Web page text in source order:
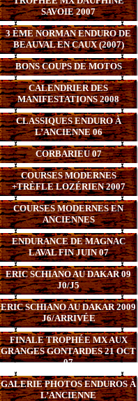
SAVOIE 2007
3 ÈME NORMAN ENDURO DE
BEAUVAL EN CAUX (2007)
BONS COUPS DE MOTOS
CALENDRIER DES
MANIFESTATIONS 2008
CLASSIQUES ENDURO À
L’ANCIENNE 06
CORBARIEU 07
COURSES MODERNES
+TRÈFLE LOZÉRIEN 2007
COURSES MODERNES EN
ANCIENNES
ENDURANCE DE MAGNAC
LAVAL FIN JUIN 07
ERIC SCHIANO AU DAKAR 09
J0/J5
ERIC SCHIANO AU DAKAR 2009
J6/ARRIVÉE
FINALE TROPHÉE MX AUX
GRANGES GONTARDES 21 OCT
07
GALERIE PHOTOS ENDUROS À
L’ANCIENNE